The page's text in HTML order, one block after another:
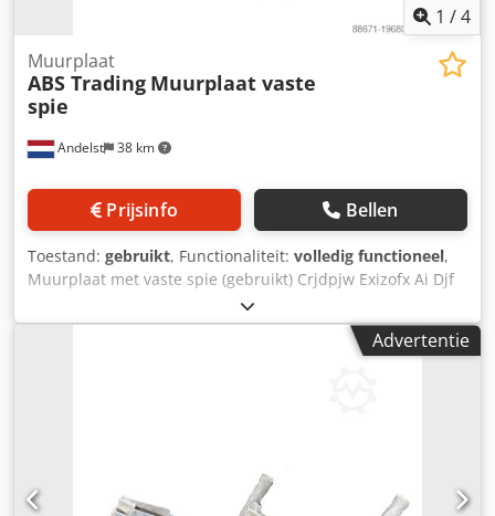
1 /4
Andelst 38 km
Muurplaat
ABS Trading Muurplaat vaste
spie
Prijsinfo Bellen
Toestand: gebruikt, Functionaliteit: volledig functioneel,
Muurplaat met vaste spie (gebruikt) Crjdpjw Exizofx Ai Djf
Deze gebruikte muurplaat met vaste spie is een essentieel
onderdeel voor het veilig verankeren van gevelsteigers aan
een gebouw of muur. De muurplaat wordt stevig aan de
bouwplaatsen. Ideaal voor aannemers, steigerbouwers en
verhuurbedrijven die op zoek zijn naar betaalbare,
Advertentie